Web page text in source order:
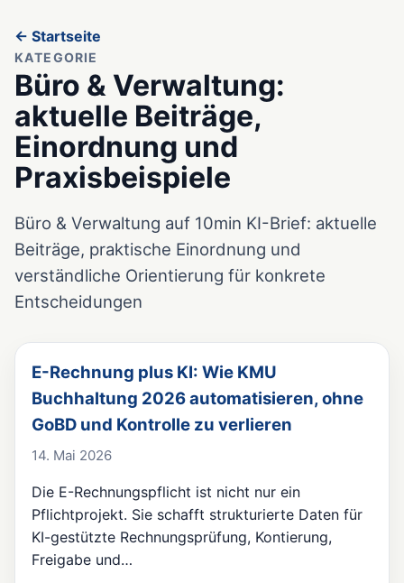
← Startseite
KATEGORIE
Büro & Verwaltung:
aktuelle Beiträge,
Einordnung und
Praxisbeispiele
Büro & Verwaltung auf 10min KI-Brief: aktuelle
Beiträge, praktische Einordnung und
verständliche Orientierung für konkrete
Entscheidungen
E-Rechnung plus KI: Wie KMU
Buchhaltung 2026 automatisieren, ohne
GoBD und Kontrolle zu verlieren
14. Mai 2026
Die E-Rechnungspflicht ist nicht nur ein
Pflichtprojekt. Sie schafft strukturierte Daten für
KI-gestützte Rechnungsprüfung, Kontierung,
Freigabe und…